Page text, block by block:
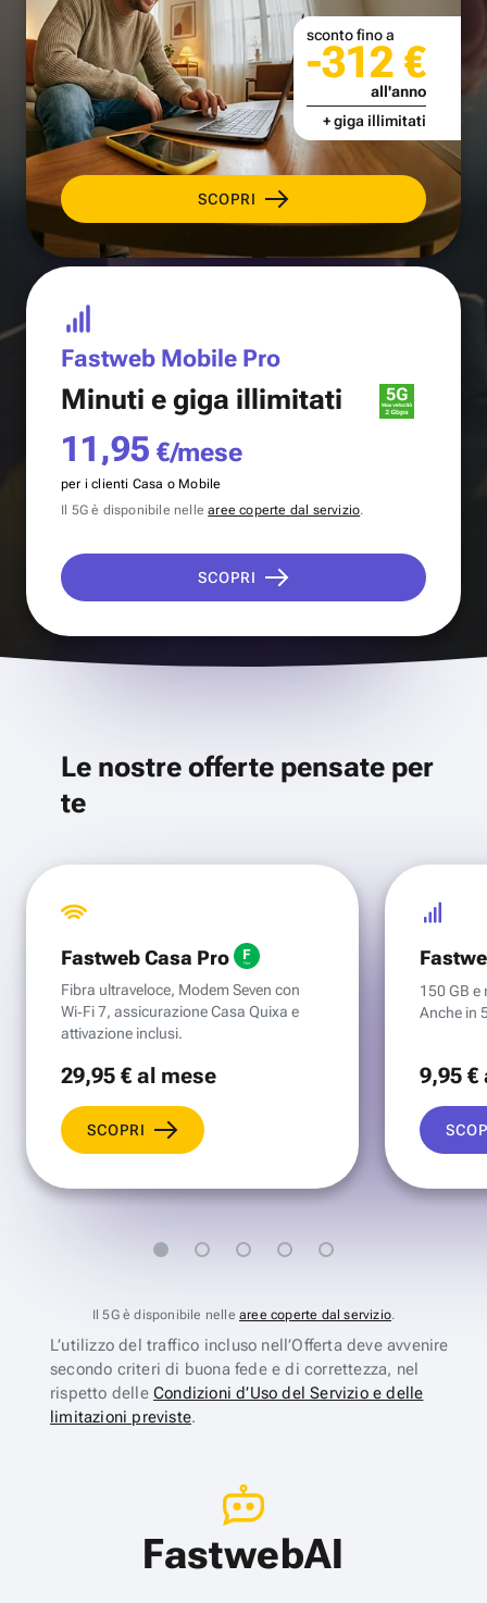
SCOPRI
sconto fino a
-312 €
all'anno
+ giga illimitati
Fastweb Mobile Pro
Minuti e giga illimitati
11,95 €/mese
per i clienti Casa o Mobile
Il 5G è disponibile nellearee coperte dal servizio.
SCOPRI
Le nostre offerte pensate per
te
Fastweb Casa Pro
Fibra ultraveloce, Modem Seven con
Wi‑Fi 7, assicurazione Casa Quixa e
attivazione inclusi.
29,95 €al mese
SCOPRI
150 GB e
Anche in
9,95 €
Il 5G è disponibile nelle aree coperte dal servizio.
L’utilizzo del traffico incluso nell’Offerta deve avvenire
secondo criteri di buona fede e di correttezza, nel
rispetto delle Condizioni d’Uso del Servizio e delle
limitazioni previste.
FastwebAI